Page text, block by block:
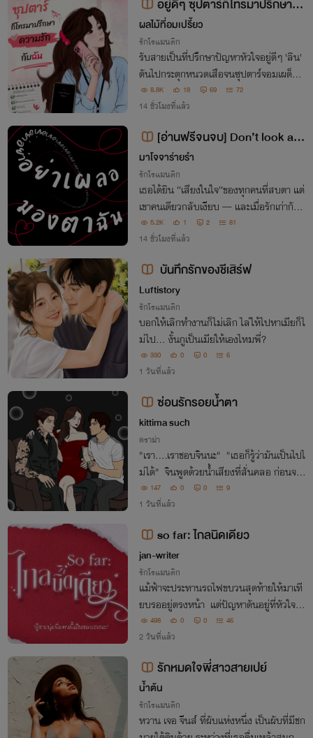
อยู่ดีๆ ซุปตาร์ก็โทรมาปรึกษาคว
ามรักกับฉัน (อ่านฟรีจนจบ)
ผลไม้ที่อมเปรี้ยว
รักโรแมนติก
รับสายเป็นที่ปรึกษาปัญหาหัวใจอยู่ดีๆ 'ลิน'
ดันไปกระตุกหนวดเสือจนซุปตาร์จอมเผด็จก
าร 'ไทเลอร์ ควิน' เปลี่ยนสถานะจาก 'คนคุยเ
รื่องเพื่อน' มาตามจีบเธอแทนซะงั้น!
8.8K 18 69 72
14 ชั่วโมงที่แล้ว
[อ่านฟรีจนจบ] Don’t look at
me (Unless you’re honest) อย่าเผ
ลอมองตาฉัน
มาโจจาร่ายรำ
รักโรแมนติก
เธอได้ยิน “เสียงในใจ”ของทุกคนที่สบตา แต่
เขาคนเดียวกลับเงียบ — และเมื่อรักเก่ากับค
นใหม่วนกลับมาพร้อมกัน เธอจะรู้ได้อย่างไร
ว่าคนไหนพูดความจริง
5.2K 1 2 81
14 ชั่วโมงที่แล้ว
บันทึกรักของชีเสิร์ฟ
Luftistory
รักโรแมนติก
บอกให้เลิกทำงานก็ไม่เลิก ไล่ให้ไปหาเมียก็ไ
ม่ไป... งั้นกูเป็นเมียให้เองไหมพี่?
330 0 0 6
1 วันที่แล้ว
ซ่อนรักรอยน้ำตา
kittima such
ดราม่า
"เรา....เราชอบจินนะ" "เธอก็รู้ว่ามันเป็นไปไ
ม่ได้" จินพูดด้วยน้ำเสียงที่สั่นคลอ ก่อนจะเ
ดินออกไป
147 0 0 9
1 วันที่แล้ว
so far: ไกลนิดเดียว
jan-writer
รักโรแมนติก
แม้ฟ้าจะประทานรถไฟขบวนสุดท้ายให้มาเที
ยบรออยู่ตรงหน้า แต่ปัญหาดันอยู่ที่หัวใจไม่
สัมพันธ์กับสมอง เฮ้อ... จะให้ทำยังไง เมื่อ
สมองสั่งให้มองคนใหม่ที่น่าจะ ‘ใช่’ แต่หัวใจ
498 0 0 46
2 วันที่แล้ว
รักหมดใจพี่สาวสายเปย์
น้ำต้น
รักโรแมนติก
หวาน เจอ จีนส์ ที่ผับแห่งหนึ่ง เป็นผับที่มีชก